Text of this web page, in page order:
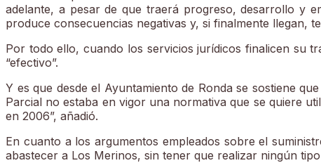
adelante, a pesar de que traerá progreso, desarrollo y
produce consecuencias negativas y, si finalmente llegan,
Por todo ello, cuando los servicios jurídicos finalicen su
“efectivo”.
Y es que desde el Ayuntamiento de Ronda se sostiene
Parcial no estaba en vigor una normativa que se quiere
en 2006”, añadió.
En cuanto a los argumentos empleados sobre el
abastecer a Los Merinos, sin tener que realizar ningún